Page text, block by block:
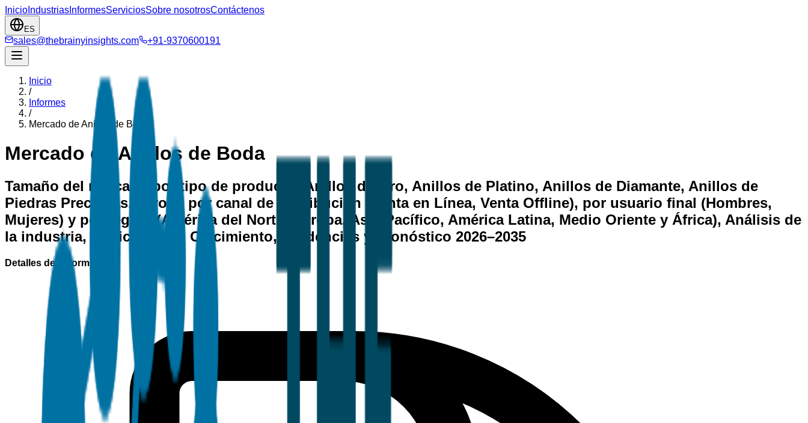
Inicio Industrias InformesServiciosSobre nosotrosContáctenos
ES
sales@thebrainyinsights.com +91-9370600191
Inicio
/
Informes
/
Mercado de Anillos de Boda
Mercado de Anillos de Boda
Tamaño del mercado por tipo de producto (Anillos de Oro, Anillos de Platino, Anillos de Diamante, Anillos de
Piedras Preciosas, Otros), por canal de distribución (Venta en Línea, Venta Offline), por usuario final (Hombres,
Mujeres) y por región (América del Norte, Europa, Asia-Pacífico, América Latina, Medio Oriente y África), Análisis de
la industria, Participación, Crecimiento, Tendencias y Pronóstico 2026–2035
Detalles del informe